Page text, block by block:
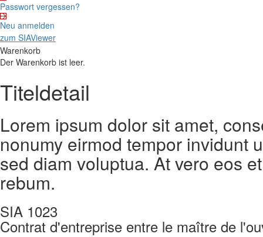
Passwort vergessen?
Neu anmelden
zum SIAViewer
Warenkorb
Der Warenkorb ist leer.
Titeldetail
Lorem ipsum dolor sit amet,
nonumy eirmod tempor invidunt
sed diam voluptua. At vero eos
rebum.
SIA 1023
Contrat d'entreprise entre le maître de